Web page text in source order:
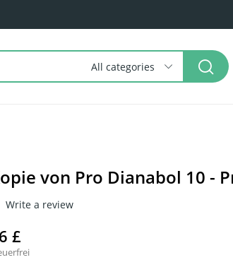
All categories
von Pro Dianabol 10 -
Write a review
£